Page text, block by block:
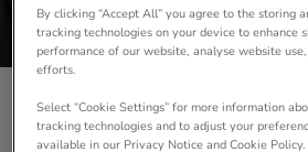
Prenez contact dès aujourd'hui
Vétérinaire Ty
Clinique
By clicking “Accept All” you agree to the storing
tracking technologies on your device to enhance
performance of our website, analyse website
efforts.
Select “Cookie Settings” for more information
tracking technologies and to adjust your
available in our Privacy Notice and Cookie Policy.